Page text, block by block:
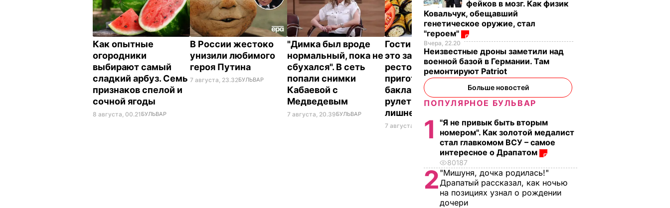
Как опытные
огородники
выбирают самый
сладкий арбуз. Семь
признаков спелой и
сочной ягоды
8 августа, 00.21 БУЛЬВАР
В России жестоко
унизили любимого
героя Путина
7 августа, 23.32БУЛЬВАР
"Димка был вроде
нормальный, пока не
сбухался". В сеть
попали снимки
Кабаевой с
Медведевым
7 августа, 20.39БУЛЬВАР
Гости думают, что
это закуска из
ресторана. Как
приготовить нежные
баклажанные
рулетики без
лишнего жира
7 августа, 20.17 БУЛЬВАР
"Ничего навязывать
не буду". Драпатый
рассказал, какую
профессию выбрал
его сын
7 августа, 19.44 БУЛЬВАР
фейков в мозг. Как физик
Ковальчук, обещавший
генетическое оружие, стал
"героем"
Вчера, 22.20
Неизвестные дроны заметили над
военной базой в Германии. Там
ремонтируют Patriot
Больше новостей
ПОПУЛЯРНОЕ БУЛЬВАР
1
"Я не привык быть вторым
номером". Как золотой медалист
стал главкомом ВСУ – самое
интересное о Драпатом
80187
2 "Мишуня, дочка родилась!"
Драпатый рассказал, как ночью
на позициях узнал о рождении
дочери